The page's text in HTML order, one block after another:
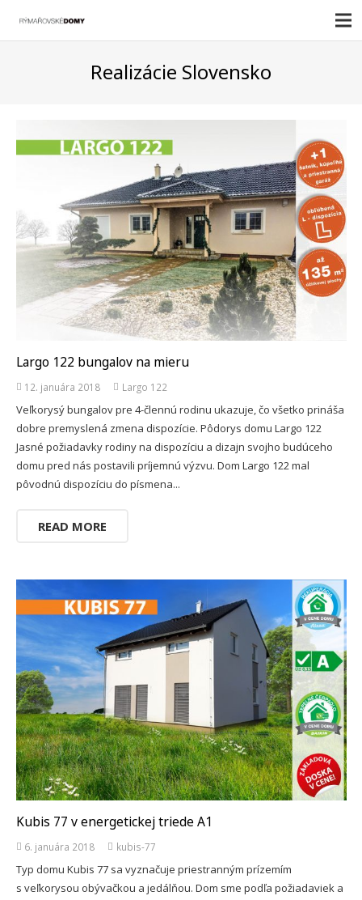
Realizácie Slovensko
Largo 122 bungalov na mieru
12. januára 2018 Largo 122
Veľkorysý bungalov pre 4-člennú rodinu ukazuje, čo všetko prináša
dobre premyslená zmena dispozície. Pôdorys domu Largo 122
Jasné požiadavky rodiny na dispozíciu a dizajn svojho budúceho
domu pred nás postavili príjemnú výzvu. Dom Largo 122 mal
pôvodnú dispozíciu do písmena...
READ MORE
Kubis 77 v energetickej triede A1
6. januára 2018 kubis-77
Typ domu Kubis 77 sa vyznačuje priestranným prízemím
s veľkorysou obývačkou a jedálňou. Dom sme podľa požiadaviek a